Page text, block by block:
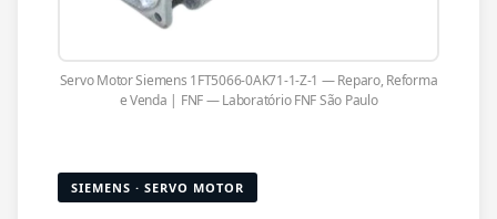
Servo Motor Siemens 1FT5066-0AK71-1-Z-1 — Reparo, Reforma
e Venda | FNF — Laboratório FNF São Paulo
SIEMENS · SERVO MOTOR